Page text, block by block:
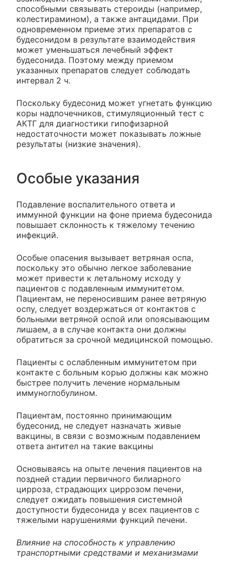
способными связывать стероиды (например,
колестирамином), а также антацидами. При
одновременном приеме этих препаратов с
будесонидом в результате взаимодействия
может уменьшаться лечебный эффект
будесонида. Поэтому между приемом
указанных препаратов следует соблюдать
интервал 2 ч.
Поскольку будесонид может угнетать функцию
коры надпочечников, стимуляционный тест с
АКТГ для диагностики гипофизарной
недостаточности может показывать ложные
результаты (низкие значения).
Особые указания
Подавление воспалительного ответа и
иммунной функции на фоне приема будесонида
повышает склонность к тяжелому течению
инфекций.
Особые опасения вызывает ветряная оспа,
поскольку это обычно легкое заболевание
может привести к летальному исходу у
пациентов с подавленным иммунитетом.
Пациентам, не переносившим ранее ветряную
оспу, следует воздержаться от контактов с
больными ветряной оспой или опоясывающим
лишаем, а в случае контакта они должны
обратиться за срочной медицинской помощью.
Пациенты с ослабленным иммунитетом при
контакте с больным корью должны как можно
быстрее получить лечение нормальным
иммуноглобулином.
Пациентам, постоянно принимающим
будесонид, не следует назначать живые
вакцины, в связи с возможным подавлением
ответа антител на такие вакцины
Основываясь на опыте лечения пациентов на
поздней стадии первичного билиарного
цирроза, страдающих циррозом печени,
следует ожидать повышения системной
доступности будесонида у всех пациентов с
тяжелыми нарушениями функций печени.
Влияние на способность к управлению
транспортными средствами и механизмами